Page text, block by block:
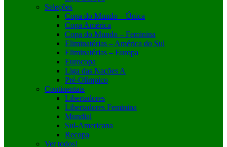
Seleções
Copa do Mundo – Única
Copa América
Copa do Mundo – Feminina
Eliminatórias – América do Sul
Eliminatórias – Europa
Eurocopa
Liga das Nações A
Pré-Olímpico
Continentais
Libertadores
Libertadores Feminina
Mundial
Sul-Americana
Recopa
Ver todos!